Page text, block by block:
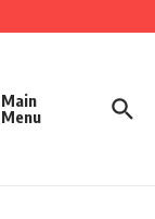
Main
Menu